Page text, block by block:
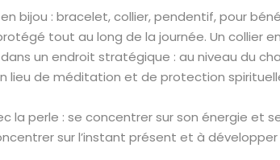
bijou : bracelet, collier, pendentif, pour
tout au long de la journée. Un collier
un endroit stratégique : au niveau du
lieu de méditation et de protection
la perle : se concentrer sur son énergie et
sur l’instant présent et à développer